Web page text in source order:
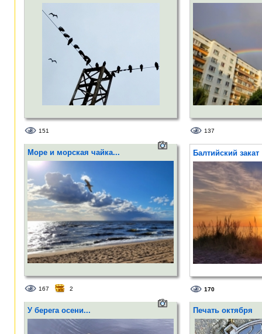
151 137
Море и морская чайка...
167 2
Балтийский закат
170
У берега осени... Печать октября